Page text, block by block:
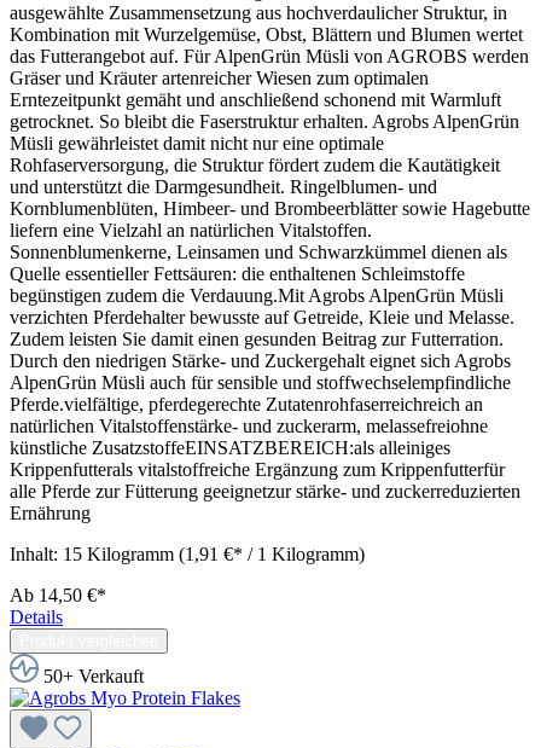
ausgewählte Zusammensetzung aus hochverdaulicher Struktur, in
Kombination mit Wurzelgemüse, Obst, Blättern und Blumen wertet
das Futterangebot auf. Für AlpenGrün Müsli von AGROBS werden
Gräser und Kräuter artenreicher Wiesen zum optimalen
Erntezeitpunkt gemäht und anschließend schonend mit Warmluft
getrocknet. So bleibt die Faserstruktur erhalten. Agrobs AlpenGrün
Müsli gewährleistet damit nicht nur eine optimale
Rohfaserversorgung, die Struktur fördert zudem die Kautätigkeit
und unterstützt die Darmgesundheit. Ringelblumen- und
Kornblumenblüten, Himbeer- und Brombeerblätter sowie Hagebutte
liefern eine Vielzahl an natürlichen Vitalstoffen.
Sonnenblumenkerne, Leinsamen und Schwarzkümmel dienen als
Quelle essentieller Fettsäuren: die enthaltenen Schleimstoffe
begünstigen zudem die Verdauung.Mit Agrobs AlpenGrün Müsli
verzichten Pferdehalter bewusste auf Getreide, Kleie und Melasse.
Zudem leisten Sie damit einen gesunden Beitrag zur Futterration.
Durch den niedrigen Stärke- und Zuckergehalt eignet sich Agrobs
AlpenGrün Müsli auch für sensible und stoffwechselempfindliche
Pferde.vielfältige, pferdegerechte Zutatenrohfaserreichreich an
natürlichen Vitalstoffenstärke- und zuckerarm, melassefreiohne
künstliche ZusatzstoffeEINSATZBEREICH:als alleiniges
Krippenfutterals vitalstoffreiche Ergänzung zum Krippenfutterfür
alle Pferde zur Fütterung geeignetzur stärke- und zuckerreduzierten
Ernährung
Inhalt: 15 Kilogramm (1,91 €* / 1 Kilogramm)
Ab 14,50 €*
Details
50+ Verkauft